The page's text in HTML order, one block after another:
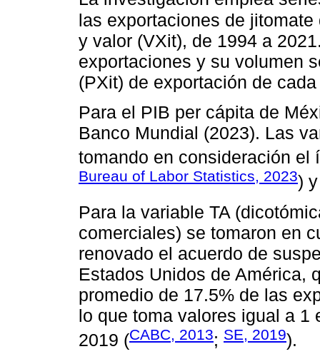
las exportaciones de
y valor (VXit), de 1994 a
exportaciones y su volumen
(PXit) de exportación de
Para el PIB per cápita de
Banco Mundial (2023). Las
tomando en consideración el
Bureau of Labor Statistics, 2023)
Para la variable TA
comerciales) se tomaron en
renovado el acuerdo de
Estados Unidos de América,
promedio de 17.5% de las
lo que toma valores igual a 1
2019 (CABC, 2013; SE, 2019).